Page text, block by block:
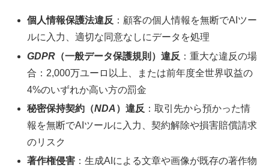
個人情報保護法違反 ：顧客の個人情報を無断でAIツー
ルに入力、適切な同意なしにデータを処理
GDPR （一般データ保護規則）違反 ：重大な違反の場
合：2,000万ユーロ以上、または前年度全世界収益の
4%のいずれか高い方の罰金
秘密保持契約（NDA）違反 ：取引先から預かった情
報を無断でAIツールに入力、契約解除や損害賠償請求
のリスク
著作権侵害 ：生成AIによる文章や画像が既存の著作物